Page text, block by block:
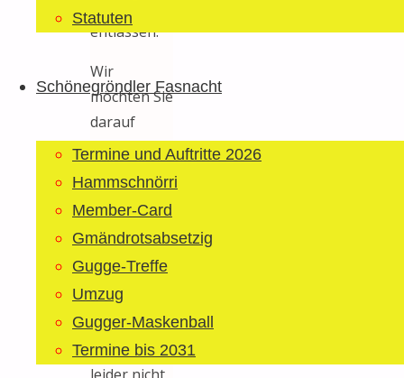
Statuten
Schönegröndler Fasnacht
Termine und Auftritte 2026
Hammschnörri
Member-Card
Gmändrotsabsetzig
Gugge-Treffe
Umzug
Gugger-Maskenball
Termine bis 2031
entlassen.
Wir
möchten Sie
darauf
hinweisen,
dass der
Schnörri –
zum Schutz
vor
Viruserkrankungen
– im
Wochenbett